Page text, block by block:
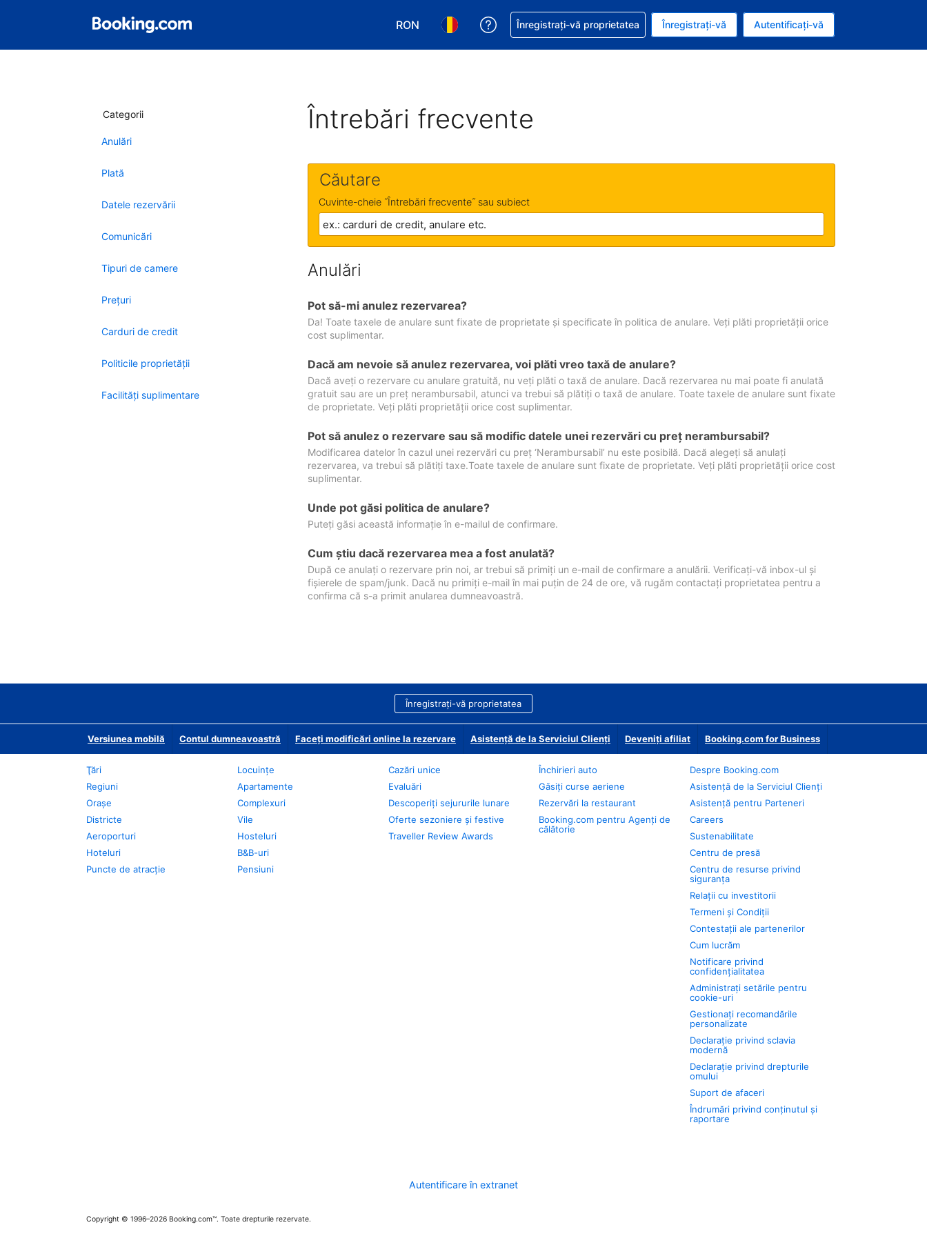
RON
Alegeţi moneda. Moneda actuală este Leu nou românesc
Alegeți limba. Limba actuală este Română
Primiți asistență cu privire la rezervarea dvs.
Înregistrați-vă proprietatea Înregistrați-vă Autentificați-vă
Categorii
Anulări
Plată
Datele rezervării
Comunicări
Tipuri de camere
Preţuri
Carduri de credit
Politicile proprietății
Facilităţi suplimentare
Întrebări frecvente
Căutare
Cuvinte-cheie ˝Întrebări frecvente˝ sau subiect
Anulări
Pot să-mi anulez rezervarea?
Da! Toate taxele de anulare sunt fixate de proprietate și specificate în politica de anulare. Veți plăti proprietății orice
cost suplimentar.
Dacă am nevoie să anulez rezervarea, voi plăti vreo taxă de anulare?
Dacă aveți o rezervare cu anulare gratuită, nu veți plăti o taxă de anulare. Dacă rezervarea nu mai poate fi anulată
gratuit sau are un preț nerambursabil, atunci va trebui să plătiți o taxă de anulare. Toate taxele de anulare sunt fixate
de proprietate. Veți plăti proprietății orice cost suplimentar.
Pot să anulez o rezervare sau să modific datele unei rezervări cu preţ nerambursabil?
Modificarea datelor în cazul unei rezervări cu preț ‘Nerambursabil’ nu este posibilă. Dacă alegeți să anulați
rezervarea, va trebui să plătiți taxe.Toate taxele de anulare sunt fixate de proprietate. Veți plăti proprietății orice cost
suplimentar.
Unde pot găsi politica de anulare?
Puteți găsi această informație în e-mailul de confirmare.
Cum ştiu dacă rezervarea mea a fost anulată?
După ce anulați o rezervare prin noi, ar trebui să primiți un e-mail de confirmare a anulării. Verificați-vă inbox-ul și
fișierele de spam/junk. Dacă nu primiți e-mail în mai puțin de 24 de ore, vă rugăm contactați proprietatea pentru a
confirma că s-a primit anularea dumneavoastră.
Înregistrați-vă proprietatea
Versiunea mobilă Contul dumneavoastră Faceți modificări online la rezervare Asistență de la Serviciul Clienți Deveniţi afiliat Booking.com for Business
Ţări
Regiuni
Oraşe
Districte
Aeroporturi
Hoteluri
Puncte de atracţie
Locuințe
Apartamente
Complexuri
Vile
Hosteluri
B&B-uri
Pensiuni
Cazări unice
Evaluări
Descoperiți sejururile lunare
Oferte sezoniere și festive
Traveller Review Awards
Închirieri auto
Găsiți curse aeriene
Rezervări la restaurant
Booking.com pentru Agenți de
călătorie
Despre Booking.com
Asistență de la Serviciul Clienți
Asistență pentru Parteneri
Careers
Sustenabilitate
Centru de presă
Centru de resurse privind
siguranța
Relații cu investitorii
Termeni și Condiții
Contestații ale partenerilor
Cum lucrăm
Notificare privind
confidențialitatea
Administrați setările pentru
cookie-uri
Gestionați recomandările
personalizate
Declarație privind sclavia
modernă
Declarație privind drepturile
omului
Suport de afaceri
Îndrumări privind conținutul și
raportare
Autentificare în extranet
Copyright © 1996–2026 Booking.com™. Toate drepturile rezervate.